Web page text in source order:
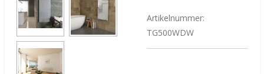
Artikelnummer:
TG500WDW